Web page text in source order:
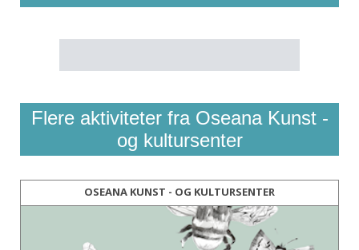
Flere aktiviteter fra Oseana Kunst -
og kultursenter
OSEANA KUNST - OG KULTURSENTER